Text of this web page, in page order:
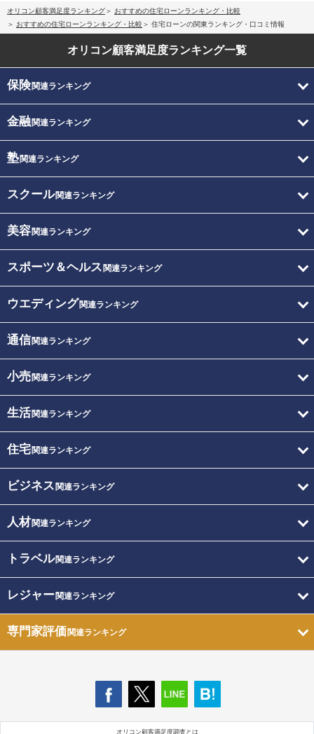
オリコン顧客満足度ランキング
おすすめの住宅ローンランキング・比較
おすすめの住宅ローンランキング・比較
住宅ローンの関東ランキング・口コミ情報
オリコン顧客満足度ランキング一覧
保険関連ランキング
金融関連ランキング
塾関連ランキング
スクール関連ランキング
美容関連ランキング
スポーツ＆ヘルス 関連ランキング
ウエディング関連ランキング
通信関連ランキング
小売関連ランキング
生活関連ランキング
住宅関連ランキング
ビジネス 関連ランキング
人材関連ランキング
トラベル関連ランキング
レジャー関連ランキング
専門家評価関連ランキング
オリコン顧客満足度調査とは